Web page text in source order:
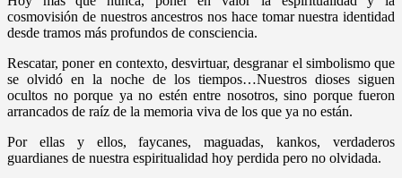
cosmovisión de nuestros ancestros nos hace tomar nuestra identidad
desde tramos más profundos de consciencia.
Rescatar, poner en contexto, desvirtuar, desgranar el simbolismo que
se olvidó en la noche de los tiempos…Nuestros dioses siguen
ocultos no porque ya no estén entre nosotros, sino porque fueron
arrancados de raíz de la memoria viva de los que ya no están.
Por ellas y ellos, faycanes, maguadas, kankos, verdaderos
guardianes de nuestra espiritualidad hoy perdida pero no olvidada.